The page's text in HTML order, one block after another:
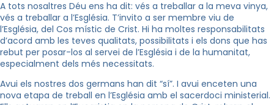
A tots nosaltres Déu ens ha dit: vés a treballar a la meva vinya,
vés a treballar a l’Església. T’invito a ser membre viu de
l’Església, del Cos místic de Crist. Hi ha moltes responsabilitats
d’acord amb les teves qualitats, possibilitats i els dons que has
rebut per posar-los al servei de l’Església i de la humanitat,
especialment dels més necessitats.
Avui els nostres dos germans han dit “sí”. I avui enceten una
nova etapa de treball en l’Església amb el sacerdoci ministerial.